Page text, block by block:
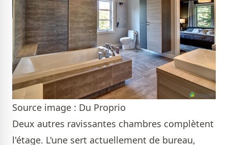
Source image : Du Proprio
Deux autres ravissantes chambres complètent
l'étage. L'une sert actuellement de bureau,